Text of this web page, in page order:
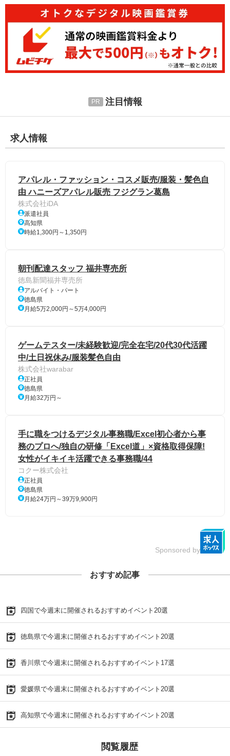
注目情報
求人情報
アパレル・ファッション・コスメ販売/服装・髪色自
由 ハニーズアパレル販売 フジグラン葛島
株式会社iDA
派遣社員
高知県
時給1,300円～1,350円
朝刊配達スタッフ 福井専売所
徳島新聞福井専売所
アルバイト・パート
徳島県
月給5万2,000円～5万4,000円
ゲームテスター/未経験歓迎/完全在宅/20代30代活躍
中/土日祝休み/服装髪色自由
株式会社warabar
正社員
徳島県
月給32万円～
手に職をつけるデジタル事務職/Excel初心者から事
務のプロへ/独自の研修「Excel道」×資格取得保障!
女性がイキイキ活躍できる事務職/44
コクー株式会社
正社員
徳島県
月給24万円～39万9,900円
Sponsored by
おすすめ記事
四国で今週末に開催されるおすすめイベント20選
徳島県で今週末に開催されるおすすめイベント20選
香川県で今週末に開催されるおすすめイベント17選
愛媛県で今週末に開催されるおすすめイベント20選
高知県で今週末に開催されるおすすめイベント20選
閲覧履歴